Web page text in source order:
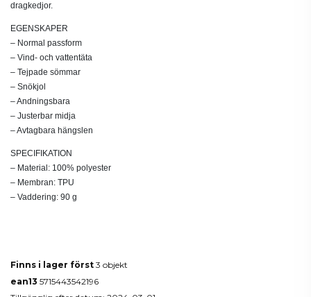
dragkedjor.
EGENSKAPER
– Normal passform
– Vind- och vattentäta
– Tejpade sömmar
– Snökjol
– Andningsbara
– Justerbar midja
– Avtagbara hängslen
SPECIFIKATION
– Material: 100% polyester
– Membran: TPU
– Vaddering: 90 g
Finns i lager först 3 objekt
ean13 5715443542196